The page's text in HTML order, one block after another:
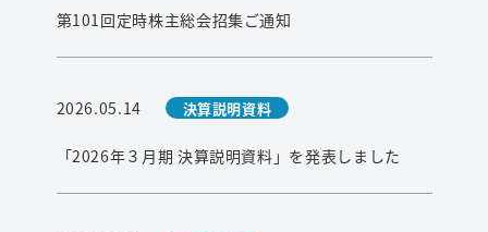
第101回定時株主総会招集ご通知
2026.05.14 決算説明資料
「2026年３月期 決算説明資料」を発表しました